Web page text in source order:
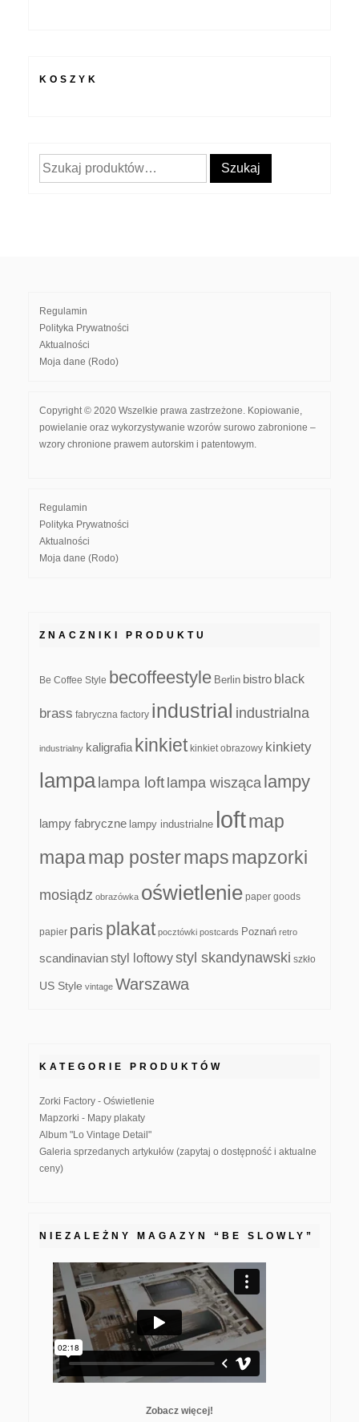
KOSZYK
Szukaj: Szukaj
Regulamin
Polityka Prywatności
Aktualności
Moja dane (Rodo)
Copyright © 2020 Wszelkie prawa zastrzeżone. Kopiowanie,
powielanie oraz wykorzystywanie wzorów surowo zabronione –
wzory chronione prawem autorskim i patentowym.
Regulamin
Polityka Prywatności
Aktualności
Moja dane (Rodo)
ZNACZNIKI PRODUKTU
Be Coffee Style becoffeestyle Berlin bistro black
brass fabryczna factory industrial industrialna
industrialny kaligrafia kinkiet kinkiet obrazowy kinkiety
lampa lampa loft lampa wisząca lampy
lampy fabryczne lampy industrialne loftmap
mapamap postermapsmapzorki
mosiądz obrazówka oświetlenie paper goods
papier paris plakat pocztówki postcards Poznań retro
scandinavianstyl loftowystyl skandynawski szkło
US Style vintage Warszawa
KATEGORIE PRODUKTÓW
Zorki Factory - Oświetlenie
Mapzorki - Mapy plakaty
Album "Lo Vintage Detail"
Galeria sprzedanych artykułów (zapytaj o dostępność i aktualne
ceny)
NIEZALEŻNY MAGAZYN “BE SLOWLY”
Zobacz więcej!